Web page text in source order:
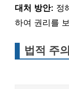
대처 방안: 정
하여 권리를
법적 주